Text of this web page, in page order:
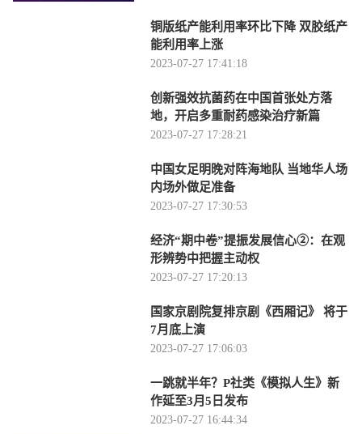
铜版纸产能利用率环比下降 双胶纸产
能利用率上涨
2023-07-27 17:41:18
创新强效抗菌药在中国首张处方落
地，开启多重耐药感染治疗新篇
2023-07-27 17:28:21
中国女足明晚对阵海地队 当地华人场
内场外做足准备
2023-07-27 17:30:53
经济“期中卷”提振发展信心②：在观
形辨势中把握主动权
2023-07-27 17:20:13
国家京剧院复排京剧《西厢记》 将于
7月底上演
2023-07-27 17:06:03
一跳就半年？P社类《模拟人生》新
作延至3月5日发布
2023-07-27 16:44:34